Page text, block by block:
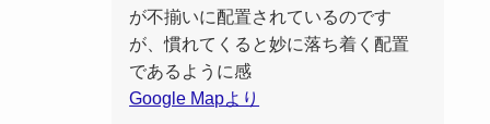
が不揃いに配置されているのです
が、慣れてくると妙に落ち着く配置
であるように感
Google Mapより